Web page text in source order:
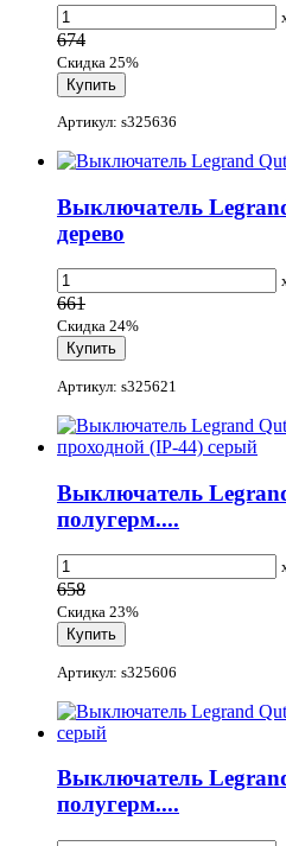
674
Скидка 25%
Артикул: s325636
Выключатель
дерево
661
Скидка 24%
Артикул: s325621
Выключатель
полугерм....
658
Скидка 23%
Артикул: s325606
Выключатель
полугерм....